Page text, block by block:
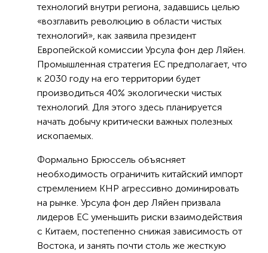
технологий внутри региона, задавшись целью
«возглавить революцию в области чистых
технологий», как заявила президент
Европейской комиссии Урсула фон дер Ляйен.
Промышленная стратегия ЕС предполагает, что
к 2030 году на его территории будет
производиться 40% экологически чистых
технологий. Для этого здесь планируется
начать добычу критически важных полезных
ископаемых.
Формально Брюссель объясняет
необходимость ограничить китайский импорт
стремлением КНР агрессивно доминировать
на рынке. Урсула фон дер Ляйен призвала
лидеров ЕС уменьшить риски взаимодействия
с Китаем, постепенно снижая зависимость от
Востока, и занять почти столь же жесткую